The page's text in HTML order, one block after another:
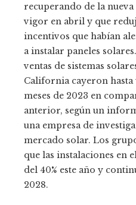
recuperando de la
vigor en abril y que
incentivos que habían
a instalar paneles
ventas de sistemas
California cayeron hasta
meses de 2023 en
anterior, según un
una empresa de
mercado solar. Los
que las instalaciones en
del 40% este año y
2028.